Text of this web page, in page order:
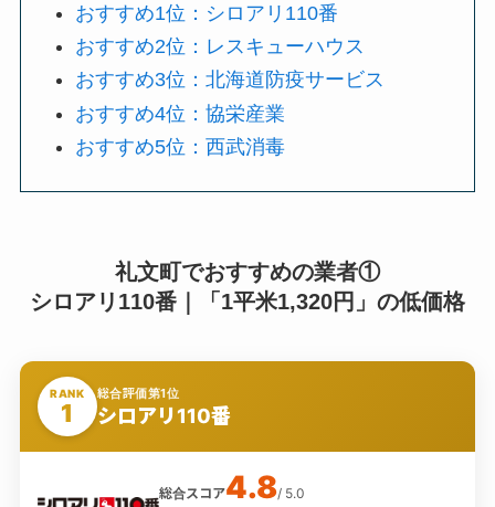
おすすめ1位：シロアリ110番
おすすめ2位：レスキューハウス
おすすめ3位：北海道防疫サービス
おすすめ4位：協栄産業
おすすめ5位：西武消毒
礼文町でおすすめの業者①
シロアリ110番｜「1平米1,320円」の低価格
RANK
1
総合評価第1位
シロアリ110番
総合スコア4.8/ 5.0